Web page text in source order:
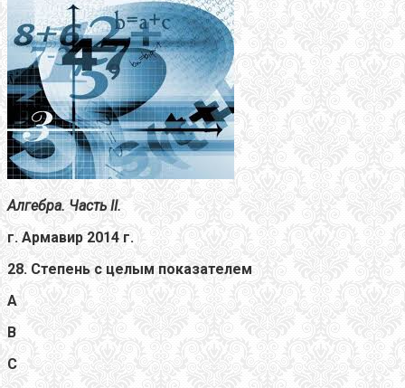
Алгебра. Часть II.
г. Армавир 2014 г.
28. Степень с целым показателем
А
В
С